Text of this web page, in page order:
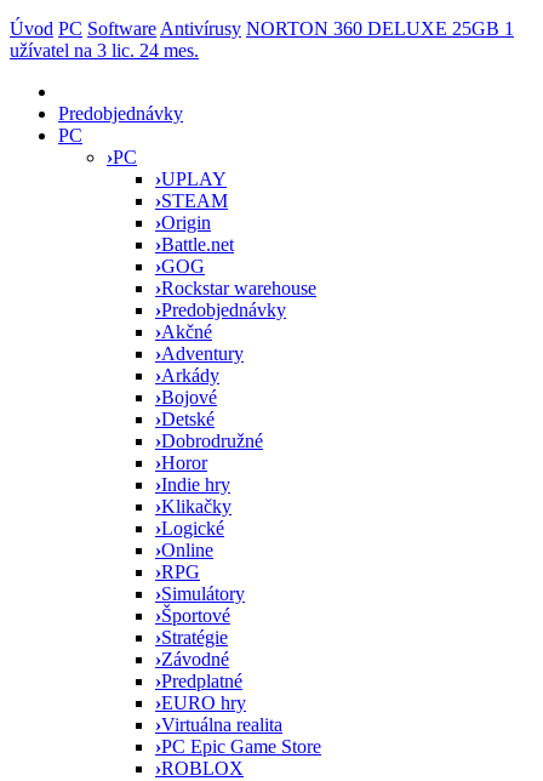
Úvod PC Software Antivírusy NORTON 360 DELUXE 25GB 1
užívatel na 3 lic. 24 mes.
Predobjednávky
PC
›PC
›UPLAY
›STEAM
›Origin
›Battle.net
›GOG
›Rockstar warehouse
›Predobjednávky
›Akčné
›Adventury
›Arkády
›Bojové
›Detské
›Dobrodružné
›Horor
›Indie hry
›Klikačky
›Logické
›Online
›RPG
›Simulátory
›Športové
›Stratégie
›Závodné
›Predplatné
›EURO hry
›Virtuálna realita
›PC Epic Game Store
›ROBLOX